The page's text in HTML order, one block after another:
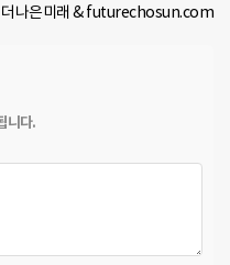
나은미래 & futurechosun.com